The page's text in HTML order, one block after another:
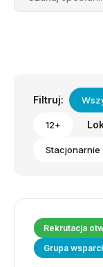
Filtruj:
12+
Stacjonarnie
Rekrutacja
Grupa